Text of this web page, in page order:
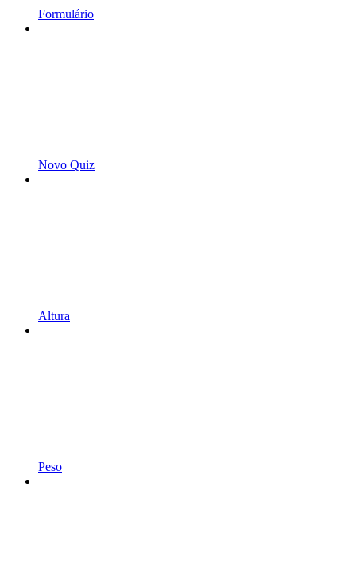
Formulário
Novo Quiz
Altura
Peso